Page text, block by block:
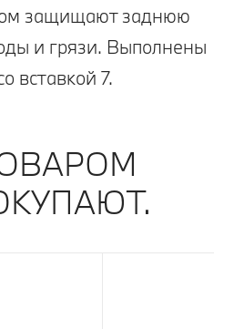
защищают заднюю
и грязи. Выполнены
вставкой 7.